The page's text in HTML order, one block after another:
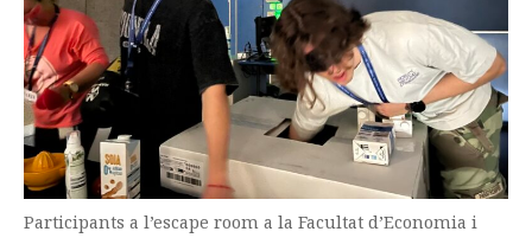
Participants a l’escape room a la Facultat d’Economia i